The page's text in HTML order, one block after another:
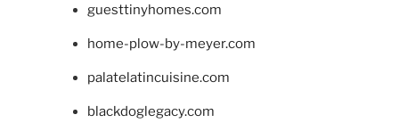
guesttinyhomes.com
home-plow-by-meyer.com
palatelatincuisine.com
blackdoglegacy.com